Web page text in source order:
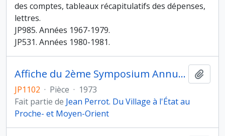
des comptes, tableaux récapitulatifs des dépenses,
lettres.
JP985. Années 1967-1979.
JP531. Années 1980-1981.
Affiche du 2ème Symposium Annuel de la Recherche Archéologique en Iran, 1973, Téhéran
JP1102 · Pièce · 1973
Fait partie de Jean Perrot. Du Village à l'État au
Proche- et Moyen-Orient